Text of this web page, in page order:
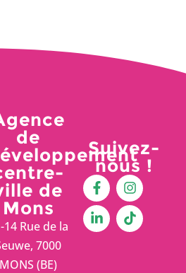
de
de
Mons
14 Rue de la
7000
MONS (BE)
Suivez-
nous !